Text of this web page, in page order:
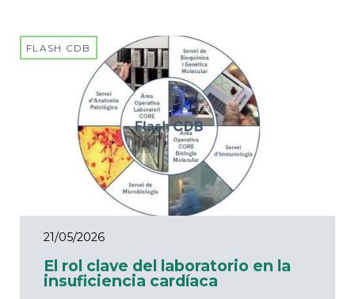
FLASH CDB
21/05/2026
El rol clave del laboratorio en la
insuficiencia cardíaca